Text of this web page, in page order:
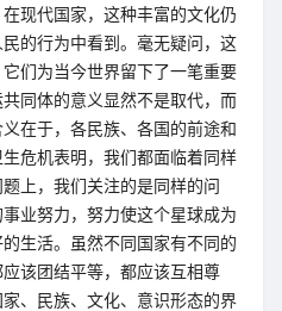
现代国家，这种丰富的文化仍
的行为中看到。毫无疑问，这
们为当今世界留下了一笔重要
同体的意义显然不是取代，而
在于，各民族、各国的前途和
危机表明，我们都面临着同样
上，我们关注的是同样的问
业努力，努力使这个星球成为
生活。虽然不同国家有不同的
该团结平等，都应该互相尊
、民族、文化、意识形态的界